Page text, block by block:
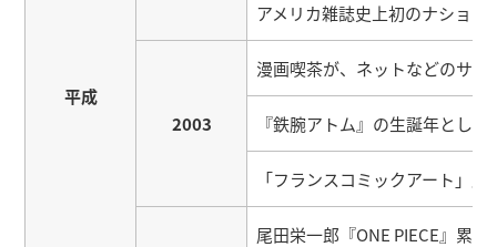
平成
アメリカ雑誌史上初のナショナ
2003
漫画喫茶が、ネットなどのサー
『鉄腕アトム』の生誕年とし
「フランスコミックアート」
尾田栄一郎『ONE PIECE』累計